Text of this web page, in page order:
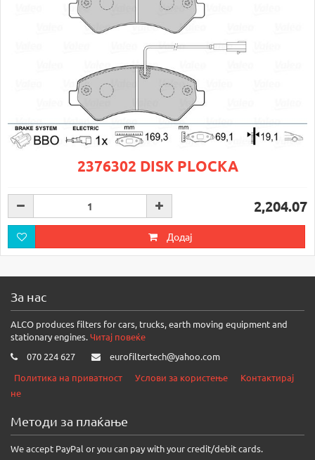
2376302 DISK PLOCKA
2,204.07
Додај
За нас
ALCO produces filters for cars, trucks, earth moving equipment and
stationary engines.Читај повеќе
070 224 627
eurofiltertech@yahoo.com
Политика на приватност
Услови за користење
Контактирај
не
Методи за плаќање
We accept PayPal or you can pay with your credit/debit cards.